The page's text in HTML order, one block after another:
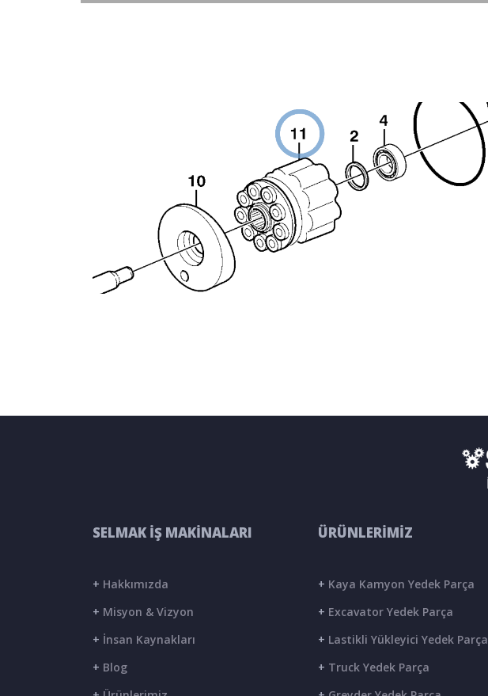
SELMAK İŞ MAKİNALARI
+ Hakkımızda
+ Misyon & Vizyon
+ İnsan Kaynakları
+ Blog
ÜRÜNLERİMİZ
+ Kaya Kamyon Yedek Parça
+ Excavator Yedek Parça
+ Lastikli Yükleyici Yedek Parça
+ Truck Yedek Parça